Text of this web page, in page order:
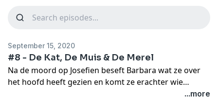
September 15, 2020
#8 - De Kat, De Muis & De Merel
Na de moord op Josefien beseft Barbara wat ze over
het hoofd heeft gezien en komt ze erachter wie
degene is die haar agentes heeft vermoord. In de...more